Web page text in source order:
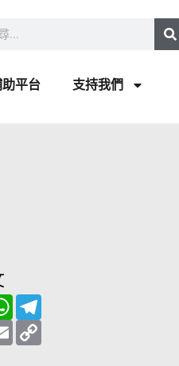
平台 支持我們
W
h
a
t
s
T
e
l
e
g
E
m
a
C
o
p